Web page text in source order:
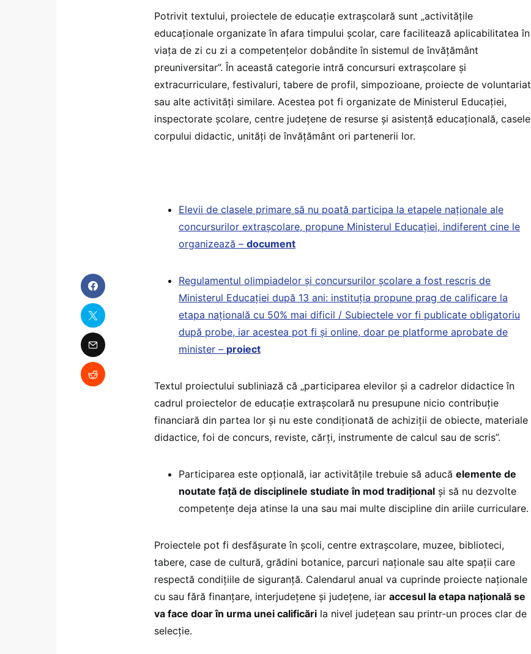
Potrivit textului, proiectele de educație extrașcolară sunt „activitățile
educaționale organizate în afara timpului școlar, care facilitează aplicabilitatea în
viața de zi cu zi a competențelor dobândite în sistemul de învățământ
preuniversitar”. În această categorie intră concursuri extrașcolare și
extracurriculare, festivaluri, tabere de profil, simpozioane, proiecte de voluntariat
sau alte activități similare. Acestea pot fi organizate de Ministerul Educației,
inspectorate școlare, centre județene de resurse și asistență educațională, casele
corpului didactic, unități de învățământ ori partenerii lor.
Elevii de clasele primare să nu poată participa la etapele naționale ale
concursurilor extrașcolare, propune Ministerul Educației, indiferent cine le
organizează – document
Regulamentul olimpiadelor și concursurilor școlare a fost rescris de
Ministerul Educației după 13 ani: instituția propune prag de calificare la
etapa națională cu 50% mai dificil / Subiectele vor fi publicate obligatoriu
după probe, iar acestea pot fi și online, doar pe platforme aprobate de
minister – proiect
Textul proiectului subliniază că „participarea elevilor și a cadrelor didactice în
cadrul proiectelor de educație extrașcolară nu presupune nicio contribuție
financiară din partea lor și nu este condiționată de achiziții de obiecte, materiale
didactice, foi de concurs, reviste, cărți, instrumente de calcul sau de scris”.
Participarea este opțională, iar activitățile trebuie să aducă elemente de
noutate față de disciplinele studiate în mod tradițional și să nu dezvolte
competențe deja atinse la una sau mai multe discipline din ariile curriculare.
Proiectele pot fi desfășurate în școli, centre extrașcolare, muzee, biblioteci,
tabere, case de cultură, grădini botanice, parcuri naționale sau alte spații care
respectă condițiile de siguranță. Calendarul anual va cuprinde proiecte naționale
cu sau fără finanțare, interjudețene și județene, iar accesul la etapa națională se
va face doar în urma unei calificări la nivel județean sau printr-un proces clar de
selecție.